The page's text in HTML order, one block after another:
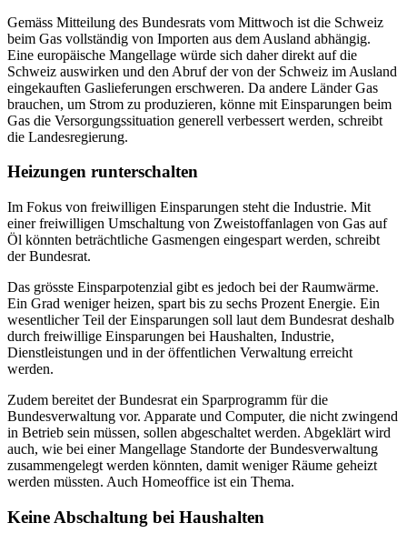
Gemäss Mitteilung des Bundesrats vom Mittwoch ist die Schweiz
beim Gas vollständig von Importen aus dem Ausland abhängig.
Eine europäische Mangellage würde sich daher direkt auf die
Schweiz auswirken und den Abruf der von der Schweiz im Ausland
eingekauften Gaslieferungen erschweren. Da andere Länder Gas
brauchen, um Strom zu produzieren, könne mit Einsparungen beim
Gas die Versorgungssituation generell verbessert werden, schreibt
die Landesregierung.
Heizungen runterschalten
Im Fokus von freiwilligen Einsparungen steht die Industrie. Mit
einer freiwilligen Umschaltung von Zweistoffanlagen von Gas auf
Öl könnten beträchtliche Gasmengen eingespart werden, schreibt
der Bundesrat.
Das grösste Einsparpotenzial gibt es jedoch bei der Raumwärme.
Ein Grad weniger heizen, spart bis zu sechs Prozent Energie. Ein
wesentlicher Teil der Einsparungen soll laut dem Bundesrat deshalb
durch freiwillige Einsparungen bei Haushalten, Industrie,
Dienstleistungen und in der öffentlichen Verwaltung erreicht
werden.
Zudem bereitet der Bundesrat ein Sparprogramm für die
Bundesverwaltung vor. Apparate und Computer, die nicht zwingend
in Betrieb sein müssen, sollen abgeschaltet werden. Abgeklärt wird
auch, wie bei einer Mangellage Standorte der Bundesverwaltung
zusammengelegt werden könnten, damit weniger Räume geheizt
werden müssten. Auch Homeoffice ist ein Thema.
Keine Abschaltung bei Haushalten